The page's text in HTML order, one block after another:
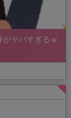
がヤバすぎるｗ